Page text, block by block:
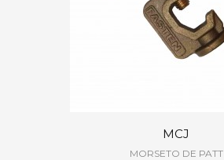
MCJ
MORSETO DE PATT